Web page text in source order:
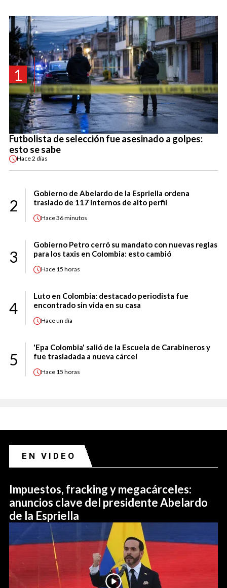
1
Futbolista de selección fue asesinado a golpes:
esto se sabe
Hace2 días
2
Gobierno de Abelardo de la Espriella ordena
traslado de 117 internos de alto perfil
Hace36 minutos
3
Gobierno Petro cerró su mandato con nuevas reglas
para los taxis en Colombia: esto cambió
Hace 15 horas
4
Luto en Colombia: destacado periodista fue
encontrado sin vida en su casa
Haceun día
5
'Epa Colombia' salió de la Escuela de Carabineros y
fue trasladada a nueva cárcel
Hace 15 horas
EN VIDEO
Impuestos, fracking y megacárceles:
anuncios clave del presidente Abelardo
de la Espriella